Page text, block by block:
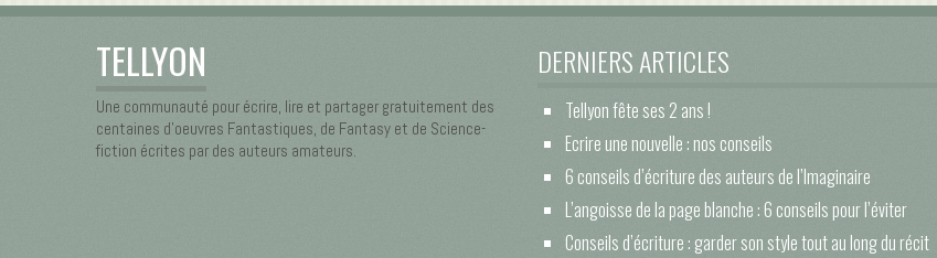
TELLYON
Une communauté pour écrire, lire et partager gratuitement des
centaines d’oeuvres Fantastiques, de Fantasy et de Science-
fiction écrites par des auteurs amateurs.
DERNIERS ARTICLES
Tellyon fête ses 2 ans !
Ecrire une nouvelle : nos conseils
6 conseils d’écriture des auteurs de l’Imaginaire
L’angoisse de la page blanche : 6 conseils pour l’éviter
Conseils d’écriture : garder son style tout au long du récit